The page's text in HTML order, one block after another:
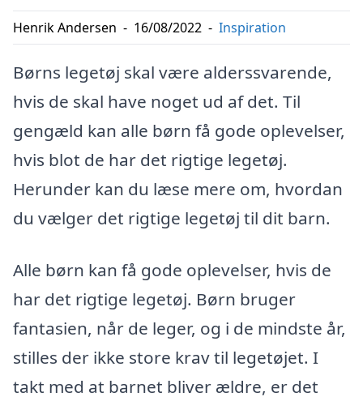
Henrik Andersen - 16/08/2022 - Inspiration
Børns legetøj skal være alderssvarende,
hvis de skal have noget ud af det. Til
gengæld kan alle børn få gode oplevelser,
hvis blot de har det rigtige legetøj.
Herunder kan du læse mere om, hvordan
du vælger det rigtige legetøj til dit barn.
Alle børn kan få gode oplevelser, hvis de
har det rigtige legetøj. Børn bruger
fantasien, når de leger, og i de mindste år,
stilles der ikke store krav til legetøjet. I
takt med at barnet bliver ældre, er det